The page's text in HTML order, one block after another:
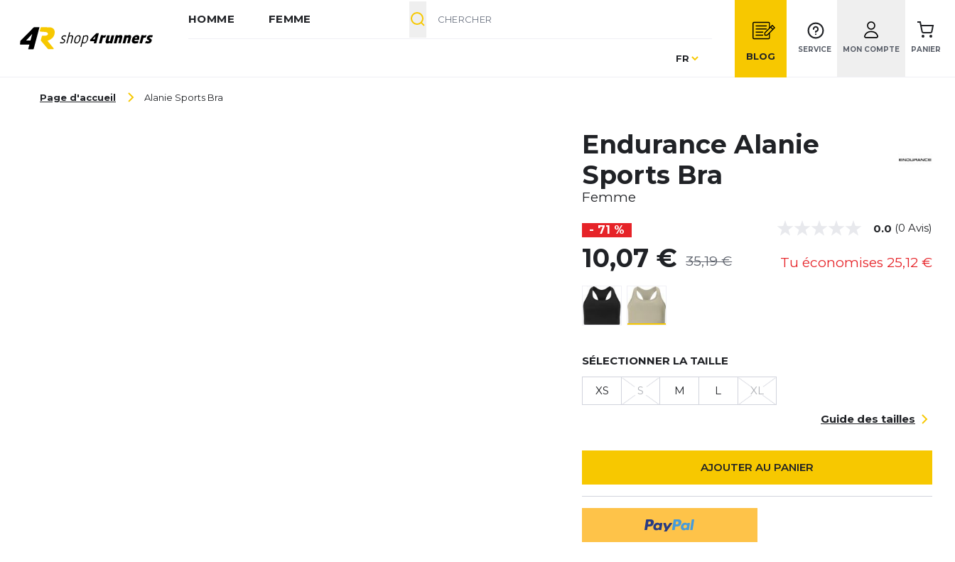
HOMME FEMME
Langue
FR BLOG
SERVICE MON COMPTE PANIER
Page d'accueil Alanie Sports Bra
Endurance Alanie
Sports Bra
Femme
- 71 % 0.0 (0 Avis)
10,07 € 35,19 € Tu économises 25,12 €
SÉLECTIONNER LA TAILLE
XS S M L XL
Guide des tailles
AJOUTER AU PANIER